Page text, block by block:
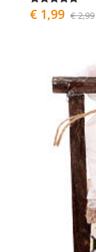
€ 1,99 € 2,99